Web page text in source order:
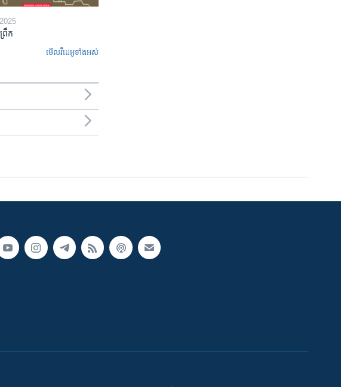
រឹក
មើល​វីដេអូ​ទាំង​អស់